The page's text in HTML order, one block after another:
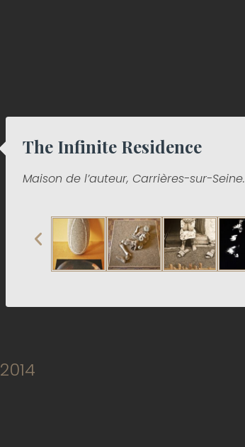
The Infinite Residence
Maison de l’auteur, Carrières-sur-Seine.
2014